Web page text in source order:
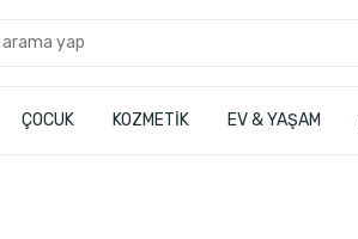
ÇOCUK KOZMETİK EV & YAŞAM